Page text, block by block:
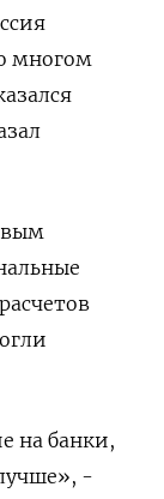
многом
на банки,
-